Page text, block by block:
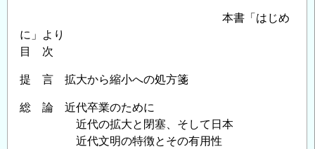
本書「はじめ
に」より
目 次
提 言 拡大から縮小への処方箋
総 論 近代卒業のために
近代の拡大と閉塞、そして日本
近代文明の特徴とその有用性